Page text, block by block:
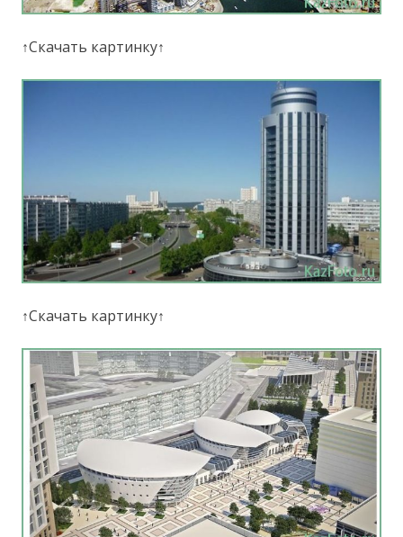
↑Скачать картинку↑
↑Скачать картинку↑